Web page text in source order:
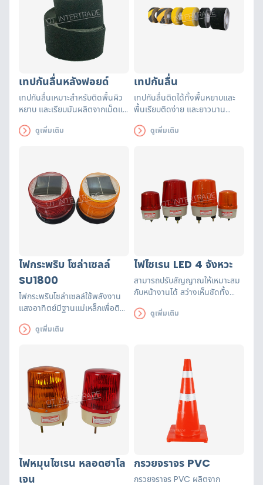
เทปกันลื่นหลังฟอยด์
เทปกันลื่นเหมาะสำหรับติดพื้นผิว
หยาบ และเรียบมันผลิตจากเม็ดแร่
หนาสีเหลือง-ดำ และสีดำ
ดูเพิ่มเติม
เทปกันลื่น
เทปกันลื่นติดได้ทั้งพื้นหยาบและ
พื้นเรียบติดง่าย และยาวนาน
อันตรายจากการลื่น
ดูเพิ่มเติม
ไฟกระพริบ โซล่าเซลล์
SU1800
ไฟกระพริบโซล่าเซลล์ใช้พลังงาน
แสงอาทิตย์มีฐานแม่เหล็กเพื่อติด
ดูเพิ่มเติม
ไฟไซเรน LED 4 จังหวะ
สามารถปรับสัญญาณให้เหมาะสม
กับหน้างานได้ สว่างเห็นชัดทั้ง
ประหยัดไฟ
ดูเพิ่มเติม
ไฟหมุนไซเรน หลอดฮาโล
เจน
กรวยจราจร PVC
กรวยจราจร PVC ผลิตจาก